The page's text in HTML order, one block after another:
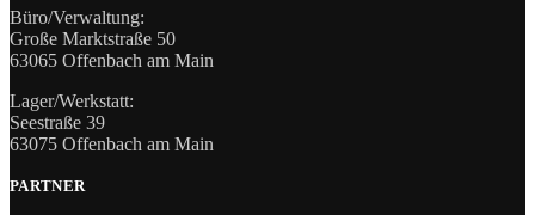
Büro/Verwaltung:
Große Marktstraße 50
63065 Offenbach am Main
Lager/Werkstatt:
Seestraße 39
63075 Offenbach am Main
PARTNER